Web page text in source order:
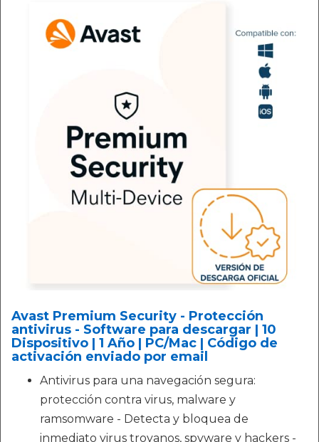
Avast Premium Security - Protección
antivirus - Software para descargar | 10
Dispositivo | 1 Año | PC/Mac | Código de
activación enviado por email
Antivirus para una navegación segura:
protección contra virus, malware y
ramsomware - Detecta y bloquea de
inmediato virus troyanos, spyware y hackers -